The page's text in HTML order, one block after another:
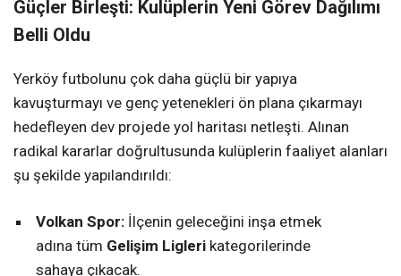
Güçler Birleşti: Kulüplerin Yeni Görev Dağılımı
Belli Oldu
Yerköy futbolunu çok daha güçlü bir yapıya
kavuşturmayı ve genç yetenekleri ön plana çıkarmayı
hedefleyen dev projede yol haritası netleşti. Alınan
radikal kararlar doğrultusunda kulüplerin faaliyet alanları
şu şekilde yapılandırıldı:
Volkan Spor: İlçenin geleceğini inşa etmek
adına tüm Gelişim Ligleri kategorilerinde
sahaya çıkacak.